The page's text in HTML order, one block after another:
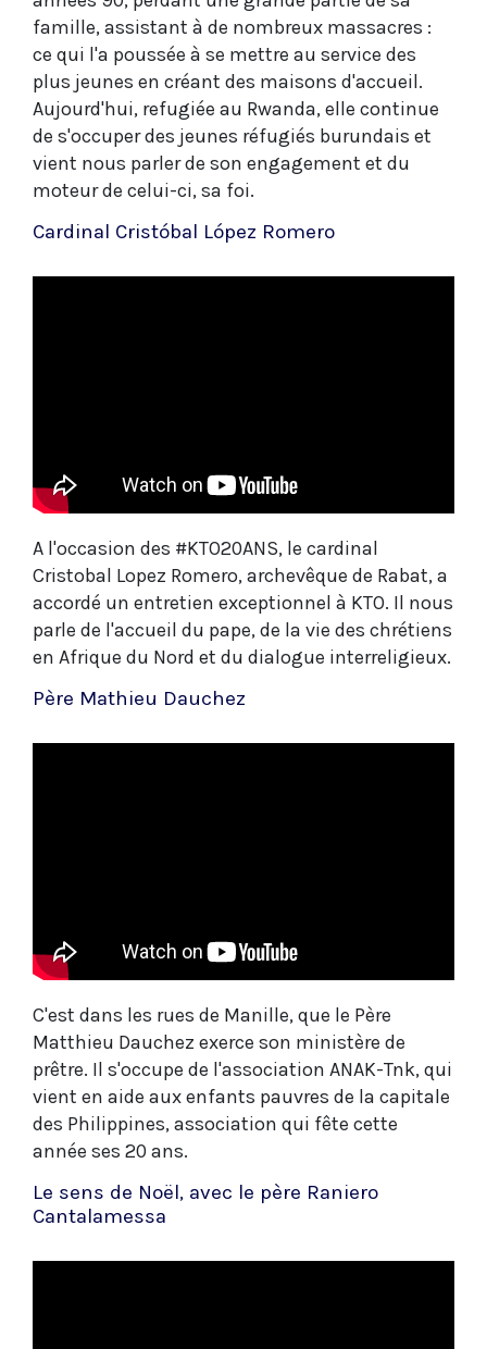
famille, assistant à de nombreux massacres :
ce qui l'a poussée à se mettre au service des
plus jeunes en créant des maisons d'accueil.
Aujourd'hui, refugiée au Rwanda, elle continue
de s'occuper des jeunes réfugiés burundais et
vient nous parler de son engagement et du
moteur de celui-ci, sa foi.
Cardinal Cristóbal López Romero
A l'occasion des #KTO20ANS, le cardinal
Cristobal Lopez Romero, archevêque de Rabat, a
accordé un entretien exceptionnel à KTO. Il nous
parle de l'accueil du pape, de la vie des chrétiens
en Afrique du Nord et du dialogue interreligieux.
Père Mathieu Dauchez
C'est dans les rues de Manille, que le Père
Matthieu Dauchez exerce son ministère de
prêtre. Il s'occupe de l'association ANAK-Tnk, qui
vient en aide aux enfants pauvres de la capitale
des Philippines, association qui fête cette
année ses 20 ans.
Le sens de Noël, avec le père Raniero
Cantalamessa